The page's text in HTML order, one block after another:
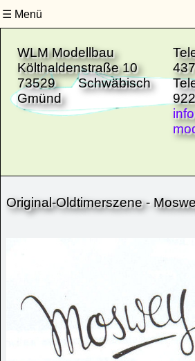
Site-Navigation
Menü
Untermenüs schließen
WLM Modellbau
Költhaldenstraße 10
73529 Schwäbisch
Gmünd
Original-Oldtimerszene -